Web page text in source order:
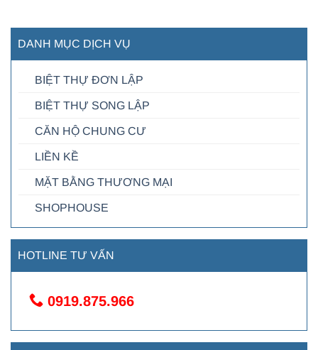
DANH MỤC DỊCH VỤ
BIỆT THỰ ĐƠN LẬP
BIỆT THỰ SONG LẬP
CĂN HỘ CHUNG CƯ
LIỀN KỀ
MẶT BẰNG THƯƠNG MẠI
SHOPHOUSE
HOTLINE TƯ VẤN
0919.875.966